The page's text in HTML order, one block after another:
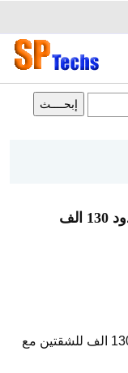
مطلوب شقتين متجاورتين بأكتوبر بحدود 130 الف
مطلوب شقتين متجاورتين بأكتوبر بحدود 130 الف للشقتين مع